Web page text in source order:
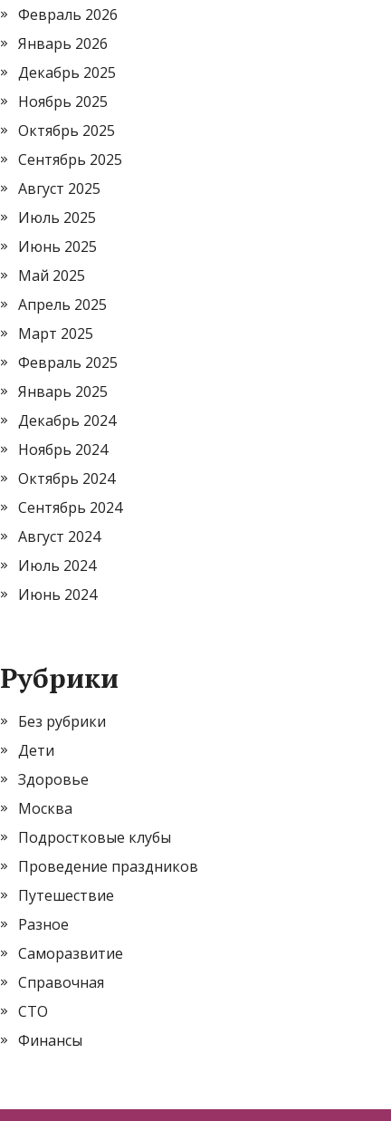
Февраль 2026
Январь 2026
Декабрь 2025
Ноябрь 2025
Октябрь 2025
Сентябрь 2025
Август 2025
Июль 2025
Июнь 2025
Май 2025
Апрель 2025
Март 2025
Февраль 2025
Январь 2025
Декабрь 2024
Ноябрь 2024
Октябрь 2024
Сентябрь 2024
Август 2024
Июль 2024
Июнь 2024
Рубрики
Без рубрики
Дети
Здоровье
Москва
Подростковые клубы
Проведение праздников
Путешествие
Разное
Саморазвитие
Справочная
СТО
Финансы